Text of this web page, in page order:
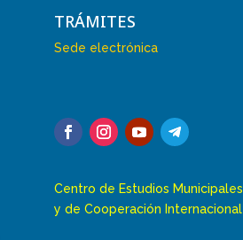
TRÁMITES
Sede electrónica
Centro de Estudios Municipales
y de Cooperación Internacional